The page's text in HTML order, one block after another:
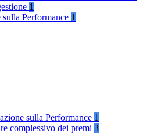
1
sulla Performance 1
sulla Performance 1
complessivo dei premi 3